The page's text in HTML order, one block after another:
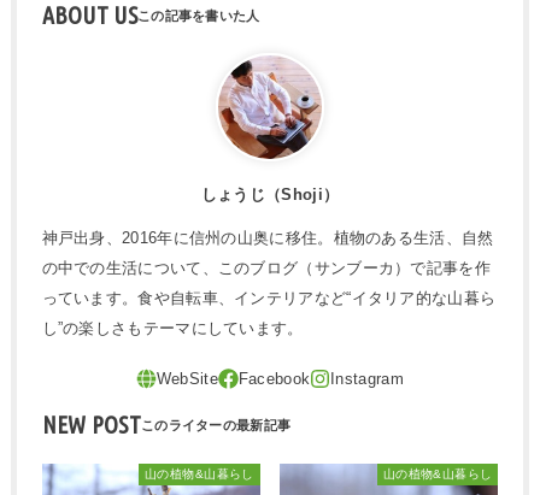
ABOUT US
しょうじ（Shoji）
神戸出身、2016年に信州の山奥に移住。植物のある生活、自然
の中での生活について、このブログ（サンブーカ）で記事を作
っています。食や自転車、インテリアなど“イタリア的な山暮ら
し”の楽しさもテーマにしています。
NEW POST
山の植物&山暮らし 山の植物&山暮らし